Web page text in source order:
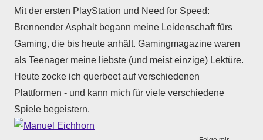
Mit der ersten PlayStation und Need for Speed:
Brennender Asphalt begann meine Leidenschaft fürs
Gaming, die bis heute anhält. Gamingmagazine waren
als Teenager meine liebste (und meist einzige) Lektüre.
Heute zocke ich querbeet auf verschiedenen
Plattformen - und kann mich für viele verschiedene
Spiele begeistern.